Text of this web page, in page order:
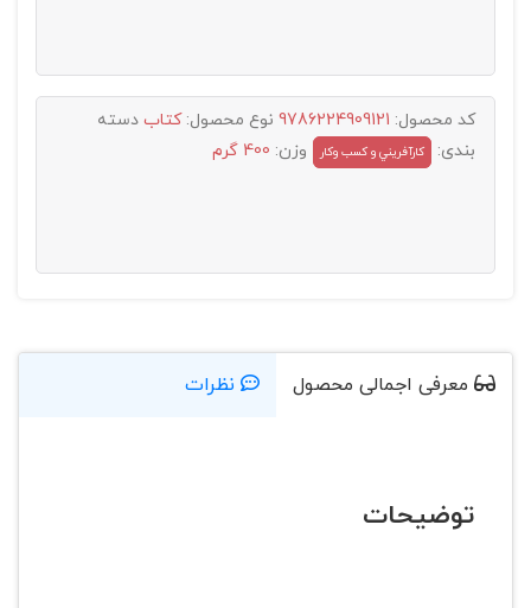
کد محصول: 9786224909121 نوع محصول:کتاب دسته
بندی:
کارآفريني و کسب وکار وزن: 400 گرم
معرفی اجمالی محصول نظرات
توضیحات